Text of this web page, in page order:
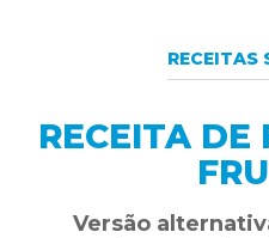
RECEITAS
RECEITA DE
Versão